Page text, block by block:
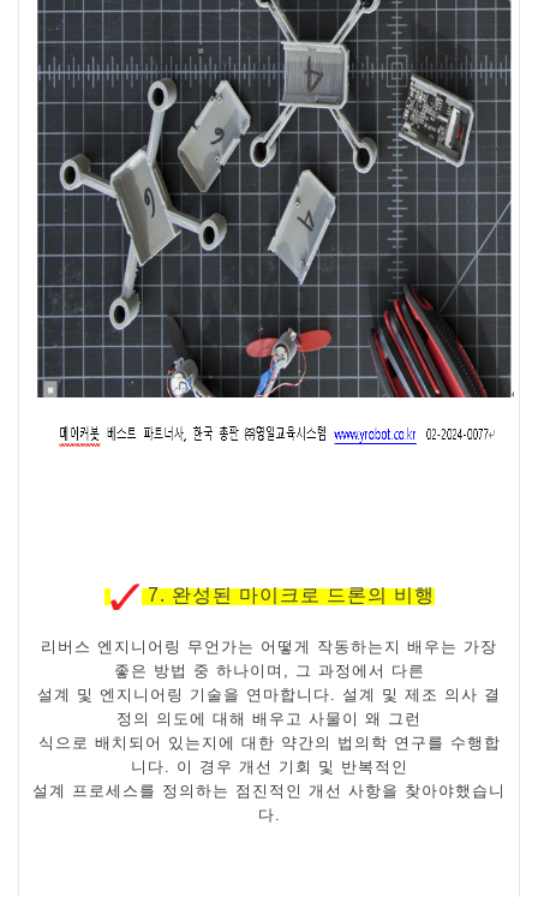
7.완성된 마이크로 드론의 비행
리버스 엔지니어링 무언가는 어떻게 작동하는지 배우는 가장
좋은 방법 중 하나이며
그 과정에서 다른
설계 및 엔지니어링 기술을 연마합니다
설계 및 제조 의사 결
정의 의도에 대해 배우고 사물이 왜 그런
식으로 배치되어 있는지에 대한 약간의 법의학 연구를 수행합
니다
이 경우 개선 기회 및 반복적인
설계 프로세스를 정의하는 점진적인 개선 사항을 찾아야했습니
다